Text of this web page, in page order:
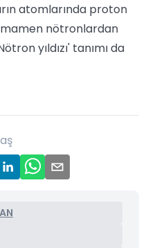
atomlarında proton
nötronlardan
yıldızı' tanımı da